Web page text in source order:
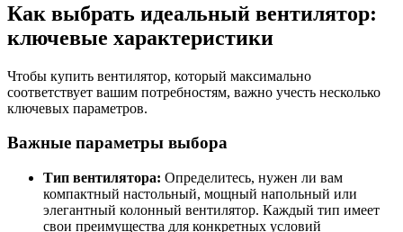
Как выбрать идеальный вентилятор:
ключевые характеристики
Чтобы купить вентилятор, который максимально
соответствует вашим потребностям, важно учесть несколько
ключевых параметров.
Важные параметры выбора
Тип вентилятора: Определитесь, нужен ли вам
компактный настольный, мощный напольный или
элегантный колонный вентилятор. Каждый тип имеет
свои преимущества для конкретных условий